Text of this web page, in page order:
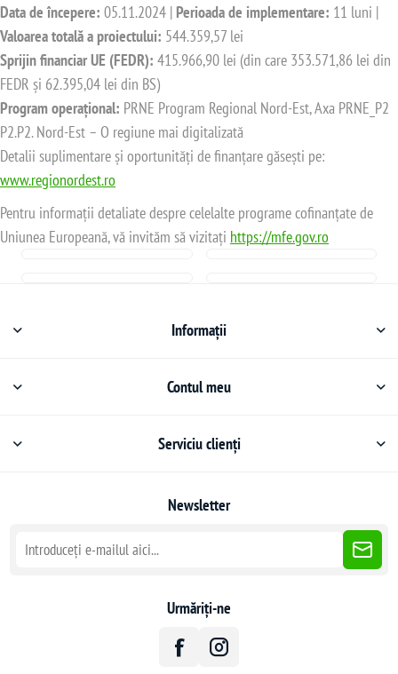
Data de începere: 05.11.2024 | Perioada de implementare: 11 luni |
Valoarea totală a proiectului: 544.359,57 lei
Sprijin financiar UE (FEDR): 415.966,90 lei (din care 353.571,86 lei din
FEDR și 62.395,04 lei din BS)
Program operațional: PRNE Program Regional Nord-Est, Axa PRNE_P2
P2.P2. Nord-Est – O regiune mai digitalizată
Detalii suplimentare și oportunități de finanțare găsești pe:
www.regionordest.ro
Pentru informații detaliate despre celelalte programe cofinanțate de
Uniunea Europeană, vă invităm să vizitați https://mfe.gov.ro
Informații
Contul meu
Serviciu clienți
Newsletter
Urmăriți-ne